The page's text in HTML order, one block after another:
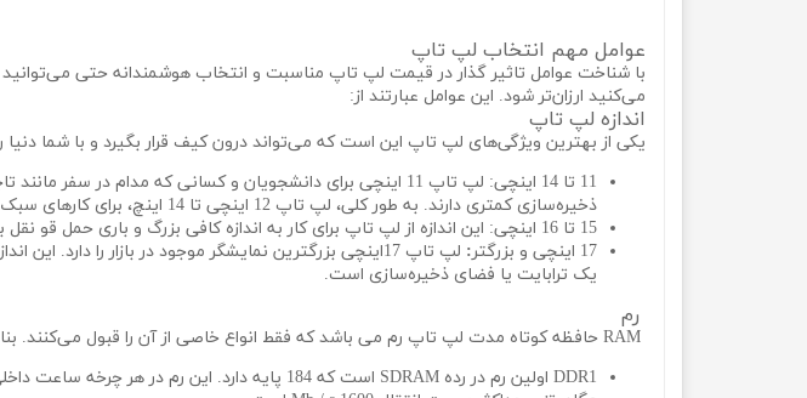
عوامل مهم انتخاب لپ تاپ
با شناخت عوامل تاثیر گذار در قیمت لپ تاپ مناسبت و انتخاب هوشمندانه حتی
می‌کنید ارزان‌تر شود. این عوامل عبارتند از:
اندازه لپ تاپ
یکی از بهترین ویژگی‌های لپ تاپ این است که می‌تواند درون کیف قرار بگیرد و با شما دنیا
11 تا 14 اینچی: لپ تاپ 11 اینچی برای دانشجویان و کسانی که
ذخیره‌سازی کمتری دارند. به طور کلی، لپ تاپ 12 اینچی تا 14 اینچ، برای کارهای سبک‌تر و قابلیت حمل بهتر ساخته شده‌اند.
15 تا 16 اینچی: این اندازه از لپ تاپ برای کار به اندازه کافی بزرگ و باری حمل‌ قو‌ نقل به اندازه کافی کوچک است.
17 اینچی و بزرگتر
:
لپ تاپ 17اینچی بزرگترین نمایشگر موجود در بازار را
یک ترابایت یا فضای ذخیره‌سازی است.
رم
RAM حافظه کوتاه مدت لپ تاپ رم می باشد که فقط انواع خاصی از آن را قبول می‌کنند. بنابراین درک تفاوت آن‌ها مهم است.